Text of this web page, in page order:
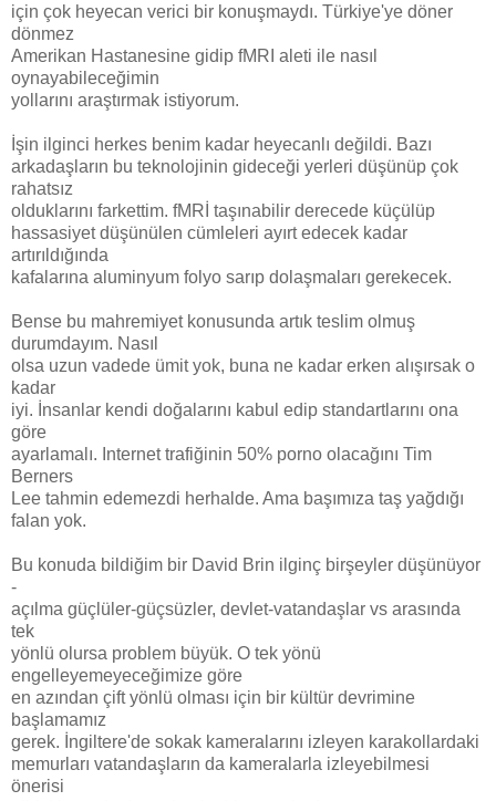
için çok heyecan verici bir konuşmaydı. Türkiye'ye döner
dönmez
Amerikan Hastanesine gidip fMRI aleti ile nasıl
oynayabileceğimin
yollarını araştırmak istiyorum.
İşin ilginci herkes benim kadar heyecanlı değildi. Bazı
arkadaşların bu teknolojinin gideceği yerleri düşünüp çok
rahatsız
olduklarını farkettim. fMRİ taşınabilir derecede küçülüp
hassasiyet düşünülen cümleleri ayırt edecek kadar
artırıldığında
kafalarına aluminyum folyo sarıp dolaşmaları gerekecek.
Bense bu mahremiyet konusunda artık teslim olmuş
durumdayım. Nasıl
olsa uzun vadede ümit yok, buna ne kadar erken alışırsak o
kadar
iyi. İnsanlar kendi doğalarını kabul edip standartlarını ona
göre
ayarlamalı. Internet trafiğinin 50% porno olacağını Tim
Berners
Lee tahmin edemezdi herhalde. Ama başımıza taş yağdığı
falan yok.
Bu konuda bildiğim bir David Brin ilginç birşeyler düşünüyor
-
açılma güçlüler-güçsüzler, devlet-vatandaşlar vs arasında
tek
yönlü olursa problem büyük. O tek yönü
engelleyemeyeceğimize göre
en azından çift yönlü olması için bir kültür devrimine
başlamamız
gerek. İngiltere'de sokak kameralarını izleyen karakollardaki
memurları vatandaşların da kameralarla izleyebilmesi
önerisi